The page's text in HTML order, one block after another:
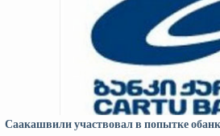
Саакашвили участвовал в попытке